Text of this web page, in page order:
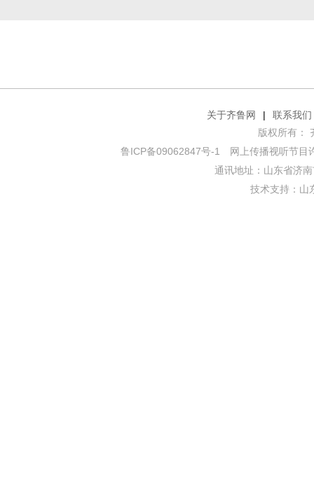
关于齐鲁网 |
联系我们
版权所有：
鲁ICP备09062847号-1
网上传播视听节目
通讯地址：山东省济
技术支持： 山